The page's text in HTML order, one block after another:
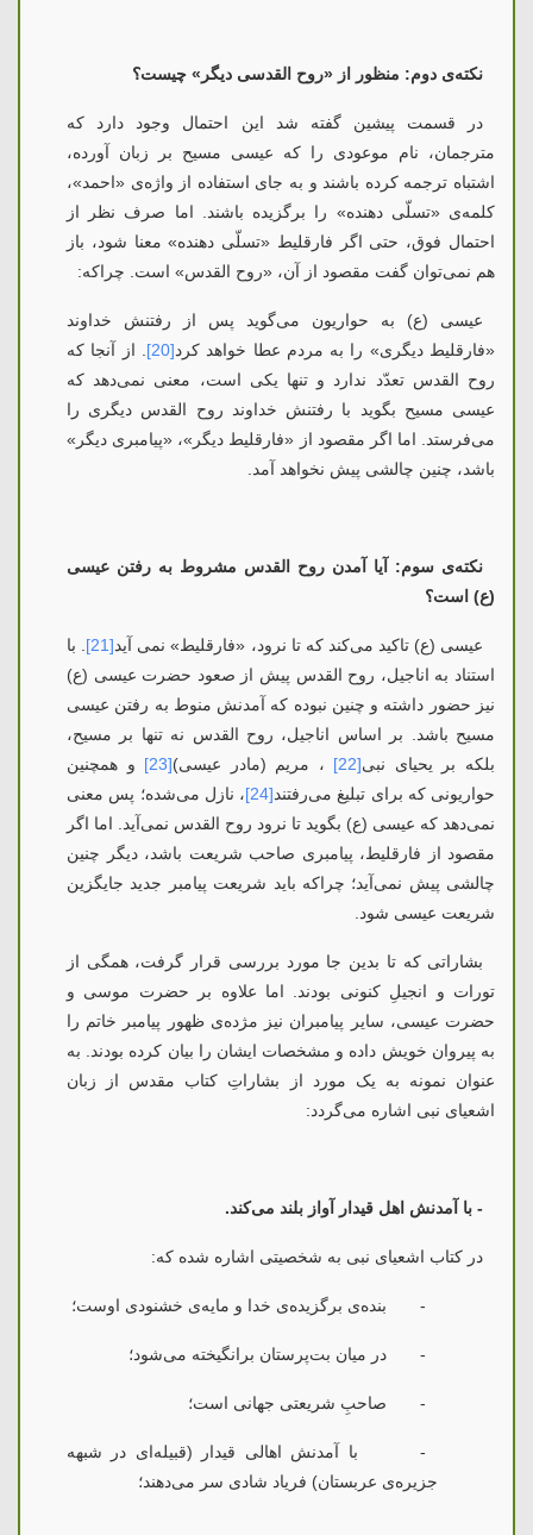
نکته‌ی دوم: منظور از «روح القدسی دیگر» چیست؟
در قسمت پیشین گفته شد این احتمال وجود دارد که
مترجمان، نام موعودی را که عیسی مسیح بر زبان آورده،
اشتباه ترجمه کرده باشند و به جای استفاده از واژه‌ی «احمد»،
کلمه‌ی «تسلّی دهنده» را برگزیده باشند. اما صرف نظر از
احتمال فوق، حتی اگر فارقلیط «تسلّی دهنده» معنا شود، باز
هم نمی‌توان گفت مقصود از آن، «روح القدس» است. چراکه:
عیسی (ع) به حواریون می‌گوید پس از رفتنش خداوند
«فارقلیط دیگری» را به مردم عطا خواهد کرد[20]
از آنجا که
روح القدس تعدّد ندارد و تنها یکی است، معنی نمی‌دهد که
عیسی مسیح بگوید با رفتنش خداوند روح القدس دیگری را
می‌فرستد. اما اگر مقصود از «فارقلیط دیگر»، «پیامبری دیگر»
باشد، چنین چالشی پیش نخواهد آمد.
نکته‌ی سوم: آیا آمدن روح القدس مشروط به رفتن عیسی
(ع) است؟
عیسی (ع) تاکید می‌کند که تا نرود، «فارقلیط» نمی آید[21] . با
استناد به اناجیل، روح القدس پیش از صعود حضرت عیسی (ع)
نیز حضور داشته و چنین نبوده که آمدنش منوط به رفتن عیسی
مسیح باشد. بر اساس اناجیل، روح القدس نه تنها بر مسیح،
بلکه بر یحیای نبی[22] ، مریم (مادر عیسی)[23] و همچنین
حواریونی که برای تبلیغ می‌رفتند[24]، نازل می‌شده؛ پس معنی
نمی‌دهد که عیسی (ع) بگوید تا نرود روح القدس نمی‌آید. اما اگر
مقصود از فارقلیط، پیامبری صاحب شریعت باشد، دیگر چنین
چالشی پیش نمی‌آید؛ چراکه باید شریعت پیامبر جدید جایگزین
شریعت عیسی شود.
بشاراتی که تا بدین جا مورد بررسی قرار گرفت، همگی از
تورات و انجیلِ کنونی بودند. اما علاوه بر حضرت موسی و
حضرت عیسی، سایر پیامبران نیز مژده‌ی ظهور پیامبر خاتم را
به پیروان خویش داده و مشخصات ایشان را بیان کرده بودند. به
عنوان نمونه به یک مورد از بشاراتِ کتاب مقدس از زبان
اشعیای نبی اشاره می‌گردد:
- با آمدنش اهل قیدار آواز بلند می‌کند.
در کتاب اشعیای نبی به شخصیتی اشاره شده که:
- بنده‌ی برگزیده‌ی خدا و مایه‌ی خشنودی اوست؛
- در میان بت‌پرستان برانگیخته می‌شود؛
- صاحبِ شریعتی جهانی است؛
-
با آمدنش اهالی قیدار (قبیله‌ای در شبهه
جزیره‌ی عربستان) فریاد شادی سر می‌دهند؛